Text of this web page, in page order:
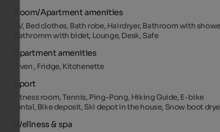
Room/Apartment amenities
TV, Bed clothes, Bath robe, Hairdryer, Bathroom with
Bathromm with bidet, Lounge, Desk, Safe
Apartment amenities
Oven , Fridge, Kitchenette
Sport
Fitness room, Tennis, Ping-Pong, Hiking Guide, E-bike
rental, Bike deposit, Ski depot in the house, Snow boot
Wellness & spa